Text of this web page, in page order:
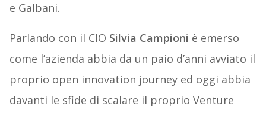
e Galbani.
Parlando con il CIO Silvia Campioni è emerso
come l’azienda abbia da un paio d’anni avviato il
proprio open innovation journey ed oggi abbia
davanti le sfide di scalare il proprio Venture